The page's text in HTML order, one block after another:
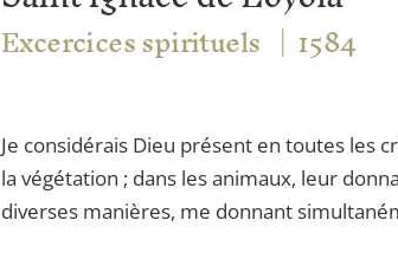
Excercices spirituels 1584
Je considérais Dieu présent en toutes les
la végétation ; dans les animaux, leur
diverses manières, me donnant